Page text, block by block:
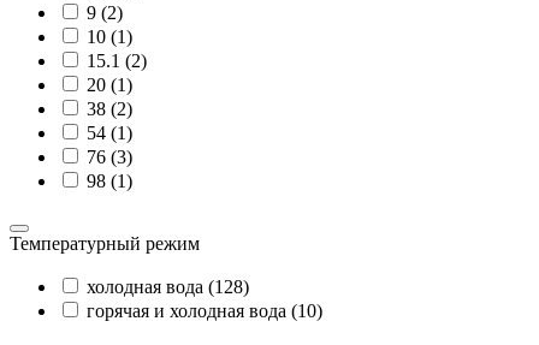
9 (2)
10 (1)
15.1 (2)
20 (1)
38 (2)
54 (1)
76 (3)
98 (1)
Температурный режим
холодная вода (128)
горячая и холодная вода (10)